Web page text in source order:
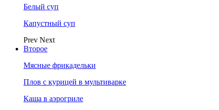
Белый суп
Капустный суп
Prev Next
Второе
Мясные фрикадельки
Плов с курицей в мультиварке
Каша в аэрогриле